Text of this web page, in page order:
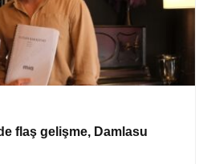
flaş gelişme, Damlasu